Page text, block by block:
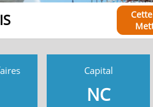
Capital
NC